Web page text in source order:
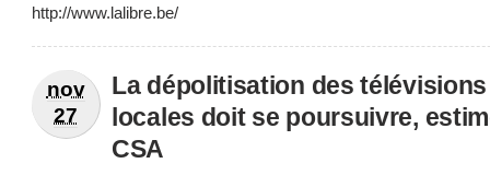
http://www.lalibre.be/
nov
27
La dépolitisation des télévisions
locales doit se poursuivre,
CSA